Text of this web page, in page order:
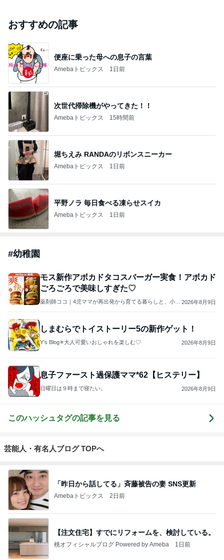
おすすめの記事
便座に乗った母への息子の言葉
Amebaトピックス 1日前
次世代掃除機がやってきた！！
Amebaトピックス 15時間前
堀ちえみ RANDAのリボンスニーカー
Amebaトピックス 1日前
平野ノラ 毎日食べる凍らせスイカ
Amebaトピックス 1日前
#幼稚園
モス新作アボカドタコスバーガー実食！アボカド
ごろごろで美味しすぎた♡
薬剤師ココ｜4児ママが再出発から育てる暮らしと、小さ 2026年8月9日
しまむらでトイストーリー5の新作ゲット！
Y’s Blog✳︎大人可愛いおしゃれを楽しむ♡ 2026年8月9日
息子ファースト過保護ママ*62【ヒステリー】
日曜日は９時まで寝たい。 2026年8月9日
このハッシュタグの記事を見る
芸能人・有名人ブログ TOPへ
「昨日から話してる」斉藤被告の妻 SNS更新
Amebaトピックス 2日前
【注文住宅】すでにリフォームを、検討している。
桃オフィシャルブログ Powered by Ameba 1日前